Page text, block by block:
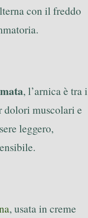
con il freddo
, l’arnica è tra i
muscolari e
leggero,
, usata in creme